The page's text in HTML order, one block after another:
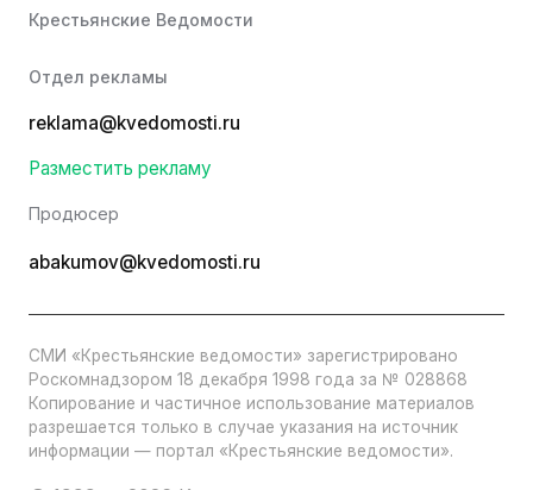
Крестьянские Ведомости
Отдел рекламы
reklama@kvedomosti.ru
Разместить рекламу
Продюсер
abakumov@kvedomosti.ru
СМИ «Крестьянские ведомости» зарегистрировано
Роскомнадзором 18 декабря 1998 года за № 028868
Копирование и частичное использование материалов
разрешается только в случае указания на источник
информации — портал «Крестьянские ведомости».